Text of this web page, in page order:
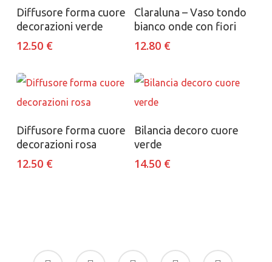
Aggiungi al carrello
Diffusore forma cuore
decorazioni verde
12.50 €
Aggiungi al carrello
Claraluna – Vaso tondo
bianco onde con fiori
12.80 €
Aggiungi al carrello
Diffusore forma cuore
decorazioni rosa
12.50 €
Aggiungi al carrello
Bilancia decoro cuore
verde
14.50 €
facebook google- instagram whatsapp tiktok